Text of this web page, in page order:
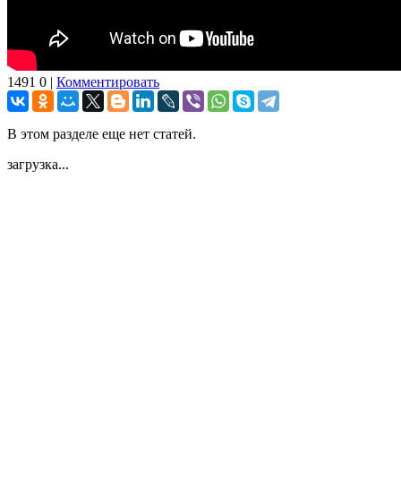
1491 0 | Комментировать
В этом разделе еще нет статей.
загрузка...